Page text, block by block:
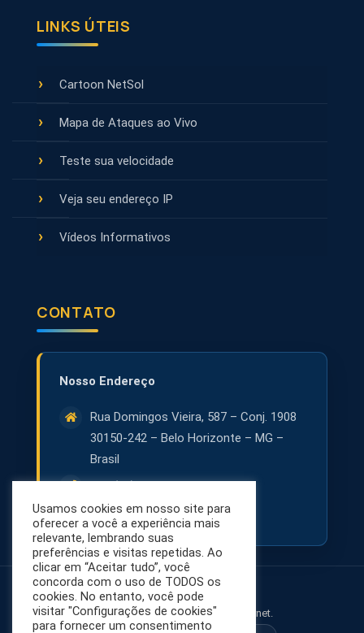
LINKS ÚTEIS
Cartoon NetSol
Mapa de Ataques ao Vivo
Teste sua velocidade
Veja seu endereço IP
Vídeos Informativos
CONTATO
Rua Domingos Vieira, 587 – Conj. 1908
30150-242 – Belo Horizonte – MG –
Brasil
+55 (31) 3071-8001
contato@netsol.com.br
© 2026 NetSol - Segurança na Internet.
Usamos cookies em nosso site para
oferecer a você a experiência mais
relevante, lembrando suas
preferências e visitas repetidas. Ao
clicar em “Aceitar tudo”, você
concorda com o uso de TODOS os
cookies. No entanto, você pode
visitar "Configurações de cookies"
para fornecer um consentimento